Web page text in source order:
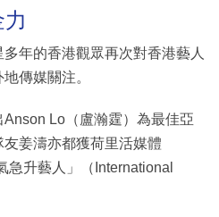
多年的香港觀眾再次對香港藝人
傳媒關注。
Lo（盧瀚霆）為最佳亞
姜濤亦都獲荷里活媒體
急升藝人」（International